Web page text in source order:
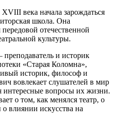
века начала зарождаться
школа. Она
отечественной
культуры.
и историк
«Старая Коломна»,
историк, философ и
вовлекает слушателей в мир
интересные вопросы их жизни.
о том, как менялся театр, о
влиянии искусства на